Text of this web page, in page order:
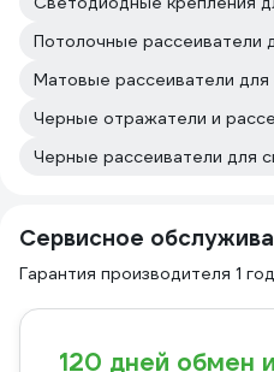
Потолочные рассеиватели
Матовые рассеиватели
Черные отражатели и
Черные рассеиватели для
Сервисное
Гарантия производителя 1 год
120 дней обмен